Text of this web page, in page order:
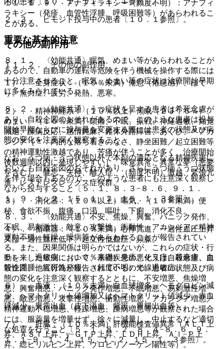
２．３． ピモジド投与中の患者〔１０．１参照〕。
重要な基本的注意
８．１． 〈効能共通〉眠気、めまい等があらわれることが
あるので、自動車の運転等危険を伴う機械を操作する際には
十分注意させること。眠気、めまい等の症状は治療開始早期
に多くみられている。
８．２． 〈効能共通〉うつ症状を呈する患者は希死念慮が
あり、自殺企図のおそれがあるので、このような患者は投与
開始早期ならびに投与量を変更する際には患者の状態及び病
態の変化を注意深く観察すること。
なお、うつ病・うつ状態以外で本剤の適応となる精神疾患に
おいても自殺企図のおそれがあり、さらにうつ病・うつ状態
を伴う場合もあるので、このような患者にも注意深く観察し
ながら投与すること〔５．１、８．３−８．６、９．１．
１、９．１．２、１５．１．２、１５．１．３参照〕。
８．３． 〈効能共通〉不安、焦燥、興奮、パニック発作、
不眠、易刺激性、敵意、攻撃性、衝動性、アカシジア／精神
運動不穏、軽躁、躁病等があらわれることが報告されてい
る。また、因果関係は明らかではないが、これらの症状・行
動を来した症例において、基礎疾患の悪化又は自殺念慮、自
殺企図、他害行為が報告されているので、患者の状態及び病
態の変化を注意深く観察するとともに、不安増悪、焦燥増
悪、興奮増悪、パニック発作増悪、不眠増悪、易刺激性増
悪、敵意増悪、攻撃性増悪、衝動性増悪、アカシジア増悪／
精神運動不穏増悪、軽躁増悪、躁病増悪等が観察された場合
には、服薬量を増量せず、徐々に減量し、中止するなど適切
な処置を行うこと〔５．１、８．２、８．４−８．６、９．
１．１−９．１．４、１５．１．２、１５．１．３参照〕。
１１．１．９． アナフィラキシー（頻度不明）：アナフィ
ラキシー（発疹、血管性浮腫、呼吸困難等）があらわれるこ
とがある。
その他の副作用
１１．２． その他の副作用
１）． 全身症状：（１０％未満）倦怠（倦怠感）、ほて
り、無力症、疲労、発熱、悪寒。
２）． 精神神経系：（１０％以上）傾眠（２３．６％）、
めまい、（１０％未満）頭痛、不眠、振戦、神経過敏、知覚
減退、躁病反応、感情鈍麻、錐体外路障害、あくび、＊アカ
シジア［＊：内的な落ち着きのなさ、静坐困難／起立困難等
の精神運動性激越であり、苦痛が伴うことが多く、治療開始
後数週間以内に発現しやすい］、味覚異常、異常な夢（悪夢
を含む）、健忘、失神、離人症、（頻度不明）激越、緊張亢
進、レストレスレッグス症候群。
３）． 消化器：（１０％以上）嘔気、（１０％未満）便
秘、食欲不振、腹痛、口渇、嘔吐、下痢、消化不良。
４）． 循環器：（１０％未満）心悸亢進、一過性血圧上昇
又は一過性血圧低下、起立性低血圧、頻脈。
５）． 過敏症：（１０％未満）発疹、そう痒、蕁麻疹、血
管性浮腫、紅斑性発疹、（頻度不明）光線過敏症。
６）． 血液：（１０％未満）白血球増多、ヘモグロビン減
少、ヘマトクリット値増加又はヘマトクリット値減少、赤血
球減少、異常出血（皮下溢血、紫斑、胃腸出血等）。
７）． 肝臓：（１０％未満）肝機能検査値異常（ＡＬＴ上
昇、ＡＳＴ上昇、γ−ＧＴＰ上昇、ＬＤＨ上昇、Ａｌ−Ｐ上
昇、総ビリルビン上昇、ウロビリノーゲン陽性等）。